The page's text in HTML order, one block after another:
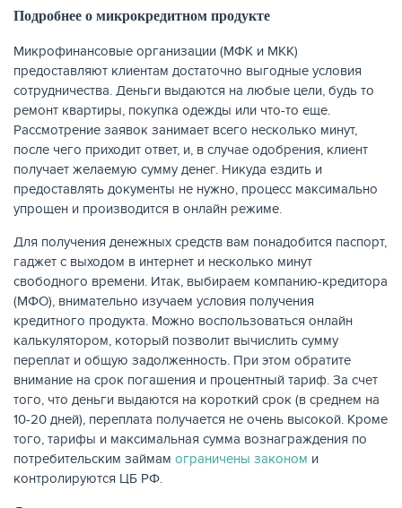
Подробнее о микрокредитном продукте
Микрофинансовые организации (МФК и МКК)
предоставляют клиентам достаточно выгодные условия
сотрудничества. Деньги выдаются на любые цели, будь то
ремонт квартиры, покупка одежды или что-то еще.
Рассмотрение заявок занимает всего несколько минут,
после чего приходит ответ, и, в случае одобрения, клиент
получает желаемую сумму денег. Никуда ездить и
предоставлять документы не нужно, процесс максимально
упрощен и производится в онлайн режиме.
Для получения денежных средств вам понадобится паспорт,
гаджет с выходом в интернет и несколько минут
свободного времени. Итак, выбираем компанию-кредитора
(МФО), внимательно изучаем условия получения
кредитного продукта. Можно воспользоваться онлайн
калькулятором, который позволит вычислить сумму
переплат и общую задолженность. При этом обратите
внимание на срок погашения и процентный тариф. За счет
того, что деньги выдаются на короткий срок (в среднем на
10-20 дней), переплата получается не очень высокой. Кроме
того, тарифы и максимальная сумма вознаграждения по
потребительским займам ограничены законом и
контролируются ЦБ РФ.